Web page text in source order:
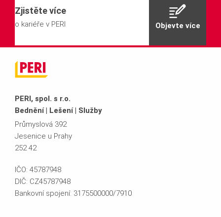
Zjistěte více
o kariéře v PERI Objevte více
PERI, spol. s r.o.
Bednění | Lešení | Služby
Průmyslová 392
Jesenice u Prahy
252 42
IČO: 45787948
DIČ: CZ45787948
Bankovní spojení: 3175500000/7910